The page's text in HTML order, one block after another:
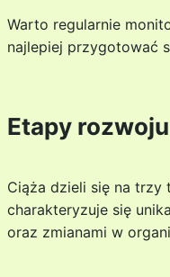
Warto regularnie
najlepiej przygotować
Etapy
Ciąża dzieli się na
charakteryzuje się
oraz zmianami w